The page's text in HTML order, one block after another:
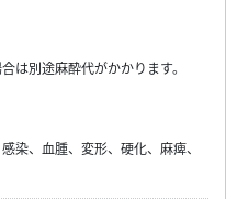
は別途麻酔代がかかります。
染、血腫、変形、硬化、麻痺、